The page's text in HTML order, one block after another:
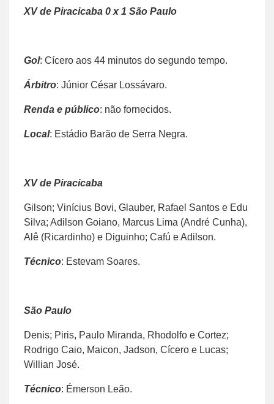
XV de Piracicaba 0 x 1 São Paulo
Gol: Cícero aos 44 minutos do segundo tempo.
Árbitro: Júnior César Lossávaro.
Renda e público: não fornecidos.
Local: Estádio Barão de Serra Negra.
XV de Piracicaba
Gilson; Vinícius Bovi, Glauber, Rafael Santos e Edu
Silva; Adilson Goiano, Marcus Lima (André Cunha),
Alê (Ricardinho) e Diguinho; Cafú e Adilson.
Técnico: Estevam Soares.
São Paulo
Denis; Piris, Paulo Miranda, Rhodolfo e Cortez;
Rodrigo Caio, Maicon, Jadson, Cícero e Lucas;
Willian José.
Técnico: Émerson Leão.